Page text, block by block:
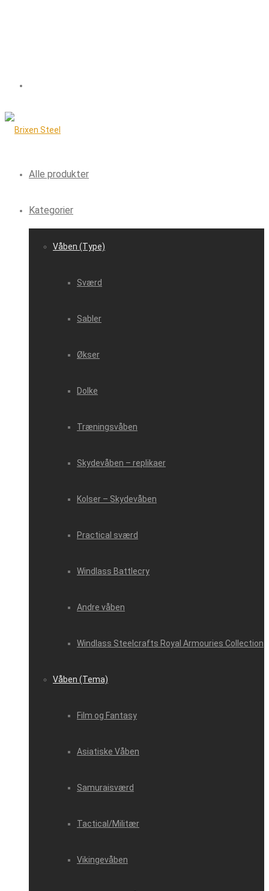
Alle produkter
Kategorier
Våben (Type)
Sværd
Sabler
Økser
Dolke
Træningsvåben
Skydevåben – replikaer
Kolser – Skydevåben
Practical sværd
Windlass Battlecry
Andre våben
Windlass Steelcrafts Royal Armouries Collection
Våben (Tema)
Film og Fantasy
Asiatiske Våben
Samuraisværd
Tactical/Militær
Vikingevåben